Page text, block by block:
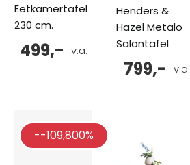
Eetkamertafel
230 cm.
v.a.
499,-
Henders &
Hazel Metalo
Salontafel
v.a.
799,-
--109,800%